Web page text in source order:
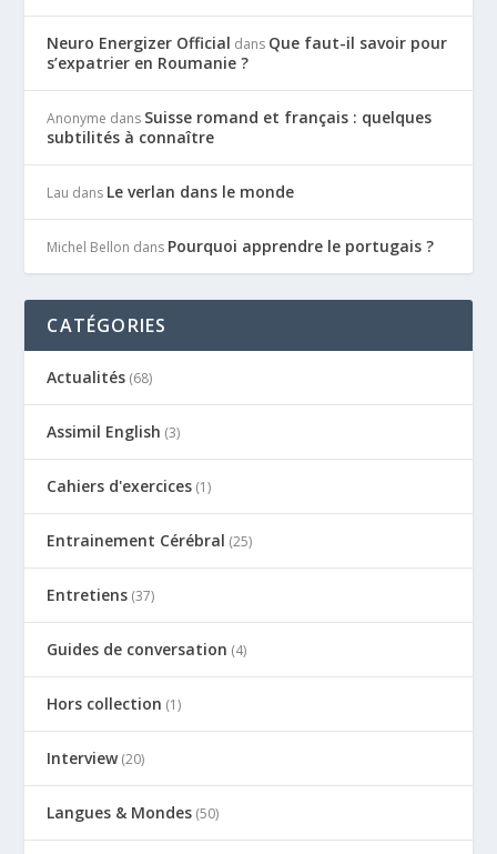
Neuro Energizer Official dans Que faut-il savoir pour
s’expatrier en Roumanie ?
Anonyme dans Suisse romand et français : quelques
subtilités à connaître
Lau dans Le verlan dans le monde
Michel Bellon dans Pourquoi apprendre le portugais ?
CATÉGORIES
Actualités (68)
Assimil English (3)
Cahiers d'exercices (1)
Entrainement Cérébral (25)
Entretiens (37)
Guides de conversation (4)
Hors collection (1)
Interview(20)
Langues & Mondes (50)